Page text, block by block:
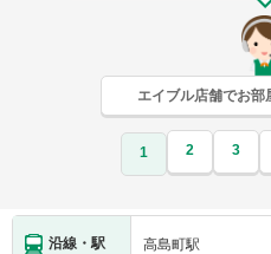
エイブル店舗でお部
1 2 3
沿線・駅 高島町駅